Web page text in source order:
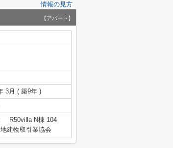
情報の見方
【アパート】
3月 ( 築9年 )
R50villa N棟 104
建物取引業協会